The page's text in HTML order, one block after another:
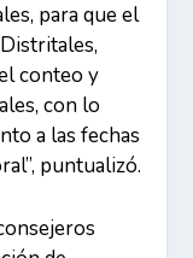
para que el
conteo y
con lo
a las fechas
puntualizó.